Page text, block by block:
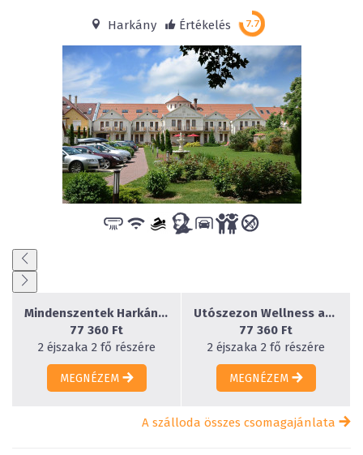
Harkány Értékelés
Mindenszentek Harkányban - 2 éjszaka
77 360 Ft
2 éjszaka 2 fő részére
MEGNÉZEM
Utószezon Wellness akció Harkányban - 2 éjszaka
77 360 Ft
2 éjszaka 2 fő részére
MEGNÉZEM
A szálloda összes csomagajánlata